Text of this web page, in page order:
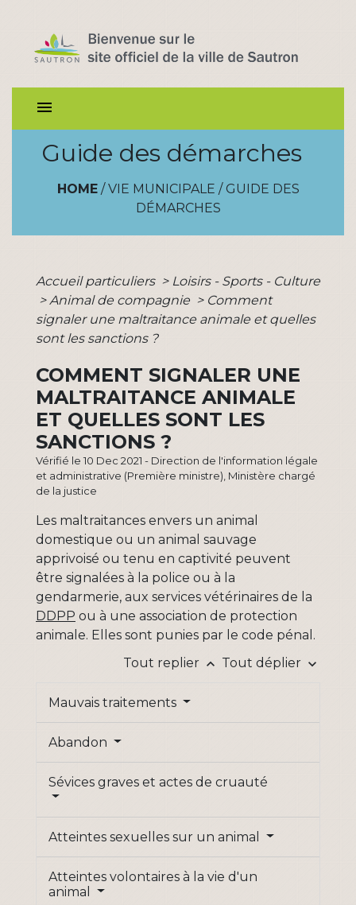
menu
Guide des démarches
HOME/ VIE MUNICIPALE / GUIDE DES
DÉMARCHES
Accueil particuliers > Loisirs - Sports - Culture
> Animal de compagnie > Comment
signaler une maltraitance animale et quelles
sont les sanctions ?
COMMENT SIGNALER UNE
MALTRAITANCE ANIMALE
ET QUELLES SONT LES
SANCTIONS ?
Vérifié le 10 Dec 2021 - Direction de l'information légale
et administrative (Première ministre), Ministère chargé
de la justice
Les maltraitances envers un animal
domestique ou un animal sauvage
apprivoisé ou tenu en captivité peuvent
être signalées à la police ou à la
gendarmerie, aux services vétérinaires de la
DDPP ou à une association de protection
animale. Elles sont punies par le code pénal.
Tout replier keyboard_arrow_up Tout déplier keyboard_arrow_down
Mauvais traitements
Abandon
Sévices graves et actes de cruauté
Atteintes sexuelles sur un animal
Atteintes volontaires à la vie d'un
animal